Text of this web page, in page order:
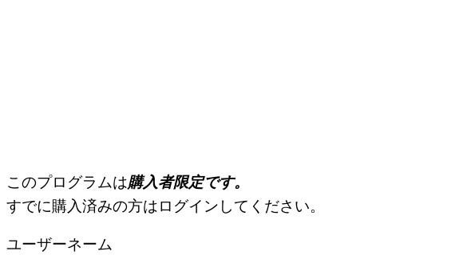
このプログラムは購入者限定です。
すでに購入済みの方はログインしてください。
ユーザーネーム